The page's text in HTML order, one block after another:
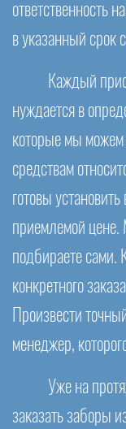
ответственность
в указанный срок
Каждый
нуждается в
которые мы
средствам
готовы
приемлемой
подбираете сами.
конкретного
Произвести
менеджер,
Уже на
заказать заборы